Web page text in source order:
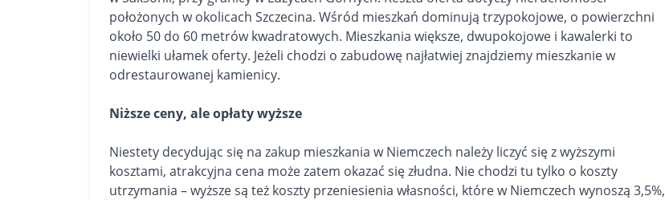
położonych w okolicach Szczecina. Wśród mieszkań dominują trzypokojowe, o powierzchni
około 50 do 60 metrów kwadratowych. Mieszkania większe, dwupokojowe i kawalerki to
niewielki ułamek oferty. Jeżeli chodzi o zabudowę najłatwiej znajdziemy mieszkanie w
odrestaurowanej kamienicy.
Niższe ceny, ale opłaty wyższe
Niestety decydując się na zakup mieszkania w Niemczech należy liczyć się z wyższymi
kosztami, atrakcyjna cena może zatem okazać się złudna. Nie chodzi tu tylko o koszty
utrzymania – wyższe są też koszty przeniesienia własności, które w Niemczech wynoszą 3,5%,